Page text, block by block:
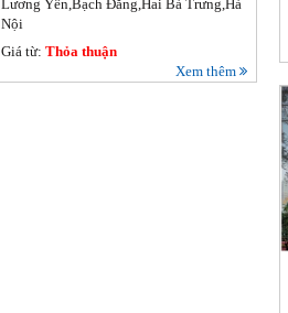
Lương Yên,Bạch Đằng,Hai Bà Trưng,Hà
Nội
Giá từ: Thỏa thuận
Xem thêm